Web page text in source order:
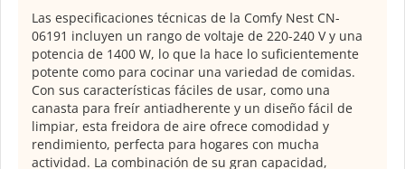
Las especificaciones técnicas de la Comfy Nest CN-
06191 incluyen un rango de voltaje de 220-240 V y una
potencia de 1400 W, lo que la hace lo suficientemente
potente como para cocinar una variedad de comidas.
Con sus características fáciles de usar, como una
canasta para freír antiadherente y un diseño fácil de
limpiar, esta freidora de aire ofrece comodidad y
rendimiento, perfecta para hogares con mucha
actividad. La combinación de su gran capacidad,